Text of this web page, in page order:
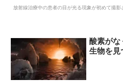
放射線治療中の患者の目が光る現象が初めて撮影
酸素がな
生物を見